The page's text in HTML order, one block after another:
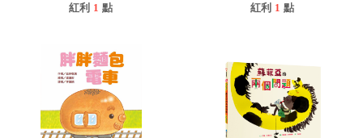
紅利 1 點
紅利 1 點